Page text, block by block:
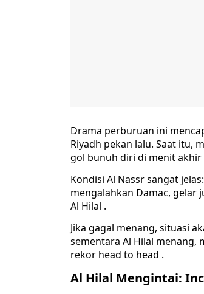
Drama perburuan ini
Riyadh pekan lalu. Saat itu,
gol bunuh diri di menit akhir
Kondisi Al Nassr sangat
mengalahkan Damac, gelar
Al Hilal .
Jika gagal menang, situasi
sementara Al Hilal menang,
rekor head to head .
Al Hilal Mengintai: